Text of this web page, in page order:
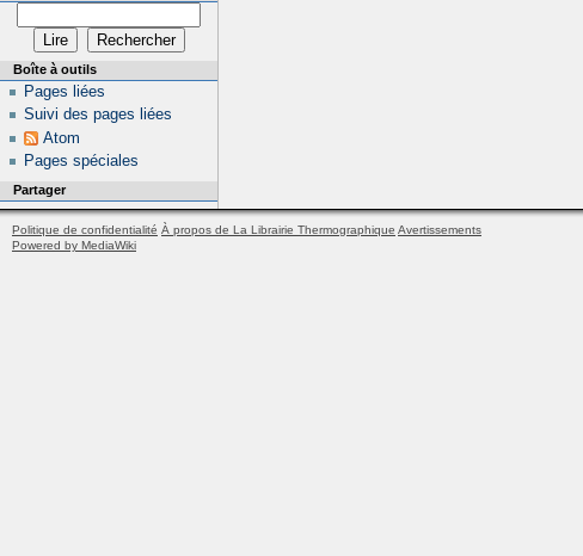
Boîte à outils
Pages liées
Suivi des pages liées
Atom
Pages spéciales
Partager
Politique de confidentialité À propos de La Librairie Thermographique Avertissements
Powered by MediaWiki